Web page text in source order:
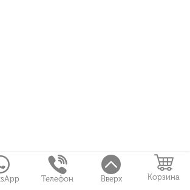
Телефон Вверх Корзина